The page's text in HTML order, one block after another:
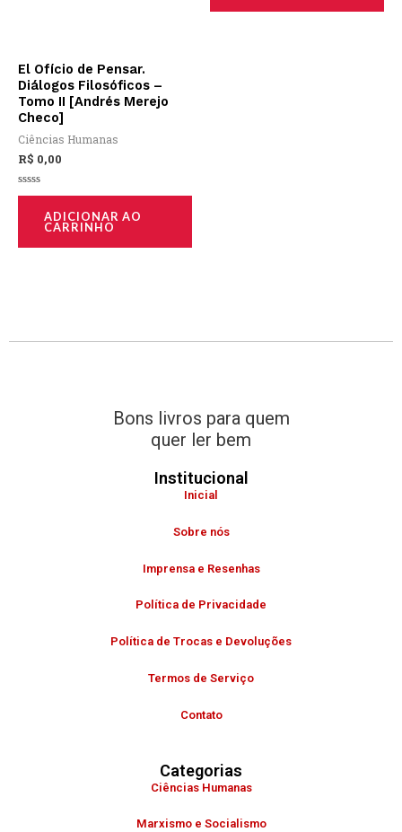
El Ofício de Pensar.
Diálogos Filosóficos –
Tomo II [Andrés Merejo
Checo]
Ciências Humanas
R$ 0,00
Avaliação
ADICIONAR AO
CARRINHO
Bons livros para quem
quer ler bem
Institucional
Inicial
Sobre nós
Imprensa e Resenhas
Política de Privacidade
Política de Trocas e Devoluções
Termos de Serviço
Contato
Categorias
Ciências Humanas
Marxismo e Socialismo